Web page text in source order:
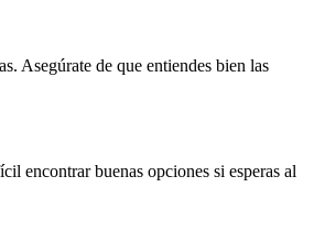
Asegúrate de que entiendes bien las
encontrar buenas opciones si esperas al